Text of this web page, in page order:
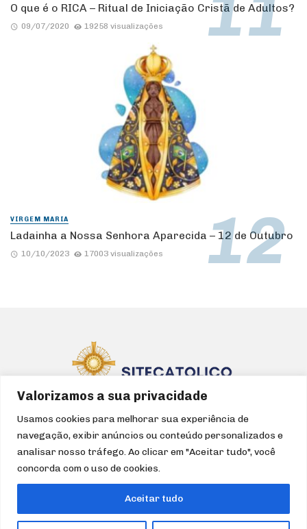
Valorizamos a sua privacidade
Usamos cookies para melhorar sua experiência de
navegação, exibir anúncios ou conteúdo personalizados e
analisar nosso tráfego. Ao clicar em "Aceitar tudo", você
concorda com o uso de cookies.
Aceitar tudo
O que é o RICA – Ritual de Iniciação Cristã de Adultos?
09/07/2020 19258 visualizações
VIRGEM MARIA
Ladainha a Nossa Senhora Aparecida – 12 de Outubro
10/10/2023 17003 visualizações
HOME IGREJA CATEQUESE LITURGIA
DEVOÇÕES
FILMES/SÉRIES
ÁUDIO
QUEM SOMOS
Formação e Evangelização
Para uma experiência